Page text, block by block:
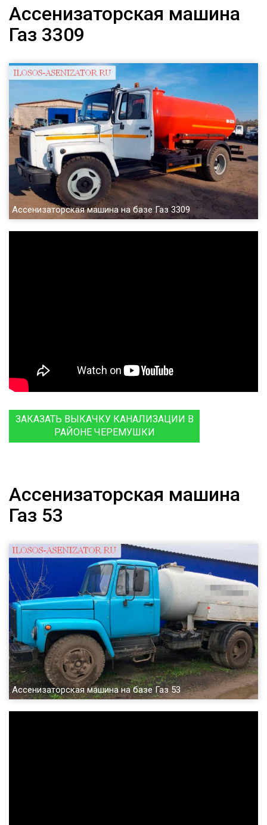
Ассенизаторская машина
Газ 3309
Ассенизаторская машина на базе Газ 3309
ЗАКАЗАТЬ ВЫКАЧКУ КАНАЛИЗАЦИИ В
РАЙОНЕ ЧЕРЕМУШКИ
Ассенизаторская машина
Газ 53
Ассенизаторская машина на базе Газ 53